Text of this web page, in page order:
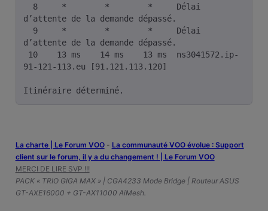
d’attente de la demande dépassé.
d’attente de la demande dépassé.
91-121-113.eu [91.121.113.120]
Itinéraire déterminé.
La charte | Le Forum VOO- ‎La communauté VOO évolue : Support
client sur le forum, il y a du changement ! | Le Forum VOO
MERCI DE LIRE SVP !!!
PACK « TRIO GIGA MAX » | CGA4233 Mode Bridge | Routeur ASUS
GT-AXE16000 + GT-AX11000 AiMesh.